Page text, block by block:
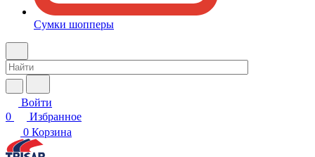
Сумки шопперы
Войти
0
Избранное
0 Корзина